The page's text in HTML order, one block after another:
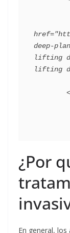
deep-
lifting
lifting
¿Por
En general,